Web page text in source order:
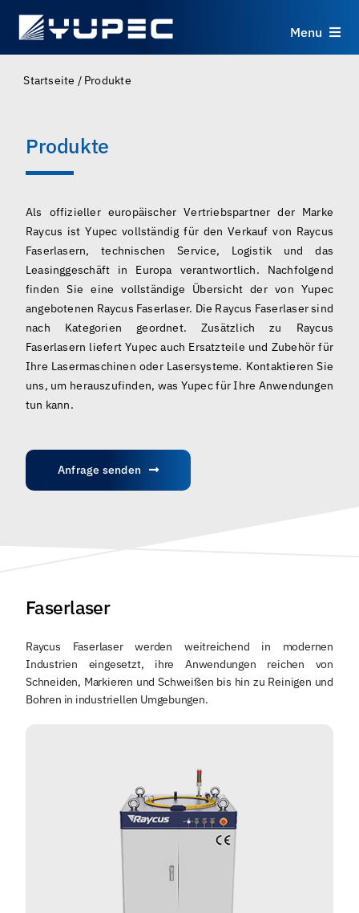
Menu
Ressourcen
Über uns
Kontakt
Deutsch
Startseite / Produkte
Produkte
Als offizieller europäischer Vertriebspartner der Marke
Raycus ist Yupec vollständig für den Verkauf von Raycus
Faserlasern, technischen Service, Logistik und das
Leasinggeschäft in Europa verantwortlich. Nachfolgend
finden Sie eine vollständige Übersicht der von Yupec
angebotenen Raycus Faserlaser. Die Raycus Faserlaser sind
nach Kategorien geordnet. Zusätzlich zu Raycus
Faserlasern liefert Yupec auch Ersatzteile und Zubehör für
Ihre Lasermaschinen oder Lasersysteme. Kontaktieren Sie
uns, um herauszufinden, was Yupec für Ihre Anwendungen
tun kann.
Anfrage senden
Faserlaser
Raycus Faserlaser werden weitreichend in modernen
Industrien eingesetzt, ihre Anwendungen reichen von
Schneiden, Markieren und Schweißen bis hin zu Reinigen und
Bohren in industriellen Umgebungen.